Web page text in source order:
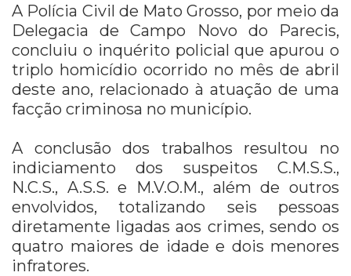
A Polícia Civil de Mato Grosso, por meio da
Delegacia de Campo Novo do Parecis,
concluiu o inquérito policial que apurou o
triplo homicídio ocorrido no mês de abril
deste ano, relacionado à atuação de uma
facção criminosa no município.
A conclusão dos trabalhos resultou no
indiciamento dos suspeitos C.M.S.S.,
N.C.S., A.S.S. e M.V.O.M., além de outros
envolvidos, totalizando seis pessoas
diretamente ligadas aos crimes, sendo os
quatro maiores de idade e dois menores
infratores.